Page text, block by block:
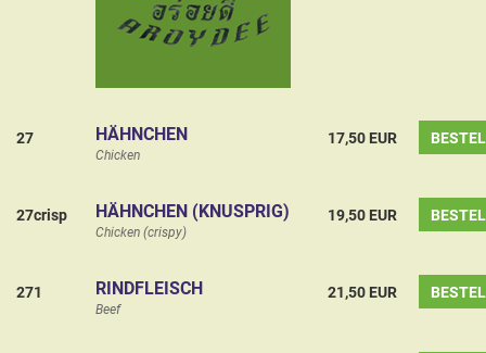
27 HÄHNCHEN
Chicken
17,50 EUR
27crisp HÄHNCHEN (KNUSPRIG)
Chicken (crispy)
19,50 EUR
271 RINDFLEISCH
Beef
21,50 EUR